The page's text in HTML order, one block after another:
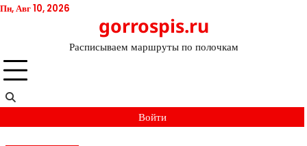
Перейти
Пн, Авг 10, 2026
gorrospis.ru
Расписываем маршруты по полочкам
Войти